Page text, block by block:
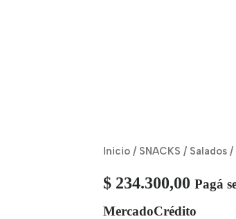
Inicio / SNACKS / Salados /
$ 234.300,00 Pagá
MercadoCrédito